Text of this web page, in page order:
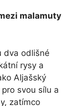
malamuty
dva odlišné
rysy a
Aljašský
svou sílu a
zatímco